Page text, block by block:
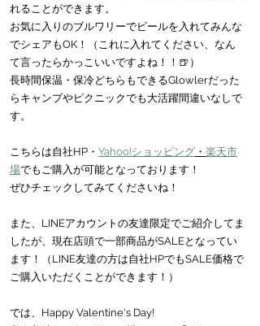
れることができます。
お気に入りのブルワリーでビールを入れてみんな
でシェアもOK！（これに入れてください、なん
て言ったらかっこいいですよね！！🍺）
長時間保温・保冷どちらもできるGlowlerだった
らキャンプやピクニックでも大活躍間違いなしで
す。
こちらは自社HP・ Yahoo!ショッピング ・ 楽天市
場でもご購入が可能となっております！
ぜひチェックしてみてくださいね！
また、LINEアカウントの友達限定でご紹介してま
したが、現在店頭で一部商品がSALEとなってい
ます！（LINE友達の方は自社HPでもSALE価格で
ご購入いただくことができます！）
では、Happy Valentine's Day!